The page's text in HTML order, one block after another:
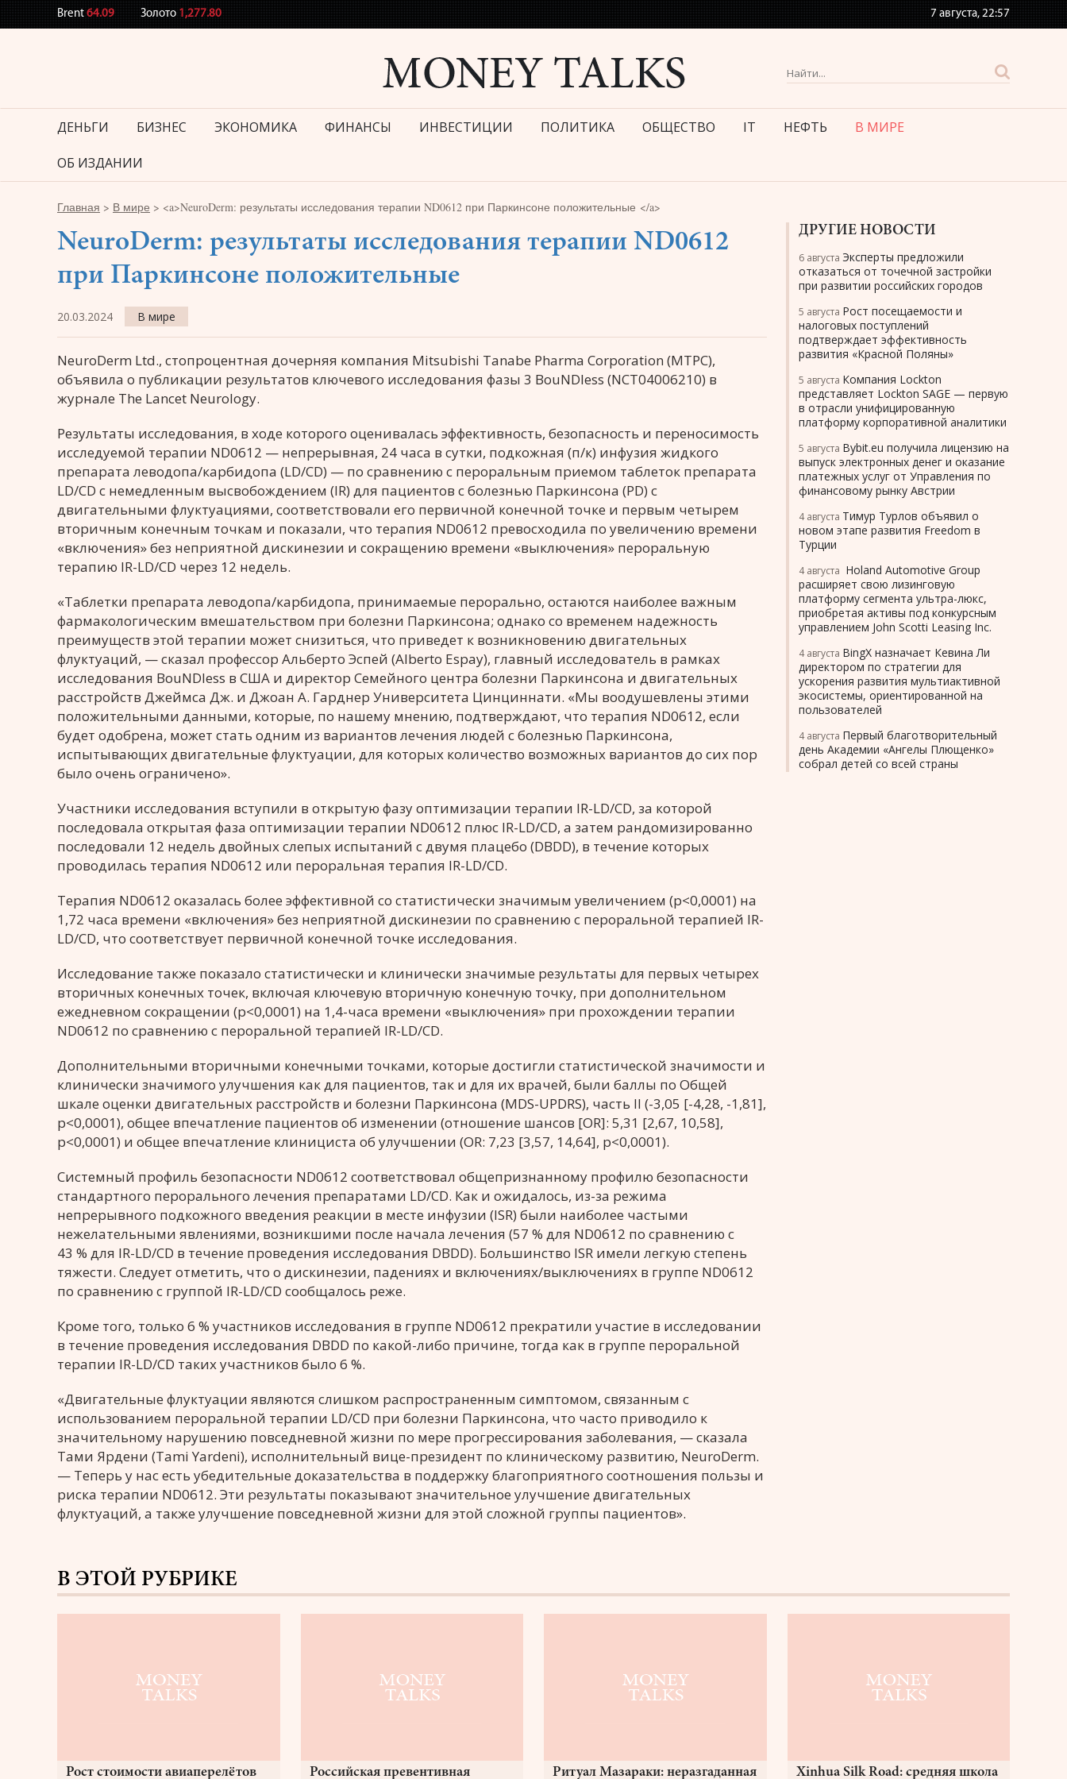
Brent64.09 Золото1,277.80 7 августа,22:57
ДЕНЬГИ БИЗНЕС ЭКОНОМИКА ФИНАНСЫ ИНВЕСТИЦИИ ПОЛИТИКА ОБЩЕСТВО IT НЕФТЬ В МИРЕ
ОБ ИЗДАНИИ
Главная > В мире > <a>NeuroDerm: результаты исследования терапии ND0612 при Паркинсоне положительные </a>
NeuroDerm: результаты исследования терапии ND0612
при Паркинсоне положительные
20.03.2024 В мире
NeuroDerm Ltd., стопроцентная дочерняя компания Mitsubishi Tanabe Pharma Corporation (MTPC),
объявила о публикации результатов ключевого исследования фазы 3 BouNDless (NCT04006210) в
журнале The Lancet Neurology.
Результаты исследования, в ходе которого оценивалась эффективность, безопасность и переносимость
исследуемой терапии ND0612 — непрерывная, 24 часа в сутки, подкожная (п/к) инфузия жидкого
препарата леводопа/карбидопа (LD/CD) — по сравнению с пероральным приемом таблеток препарата
LD/CD с немедленным высвобождением (IR) для пациентов с болезнью Паркинсона (PD) с
двигательными флуктуациями, соответствовали его первичной конечной точке и первым четырем
вторичным конечным точкам и показали, что терапия ND0612 превосходила по увеличению времени
«включения» без неприятной дискинезии и сокращению времени «выключения» пероральную
терапию IR-LD/CD через 12 недель.
«Таблетки препарата леводопа/карбидопа, принимаемые перорально, остаются наиболее важным
фармакологическим вмешательством при болезни Паркинсона; однако со временем надежность
преимуществ этой терапии может снизиться, что приведет к возникновению двигательных
флуктуаций, — сказал профессор Альберто Эспей (Alberto Espay), главный исследователь в рамках
исследования BouNDless в США и директор Семейного центра болезни Паркинсона и двигательных
расстройств Джеймса Дж. и Джоан А. Гарднер Университета Цинциннати. «Мы воодушевлены этими
положительными данными, которые, по нашему мнению, подтверждают, что терапия ND0612, если
будет одобрена, может стать одним из вариантов лечения людей с болезнью Паркинсона,
испытывающих двигательные флуктуации, для которых количество возможных вариантов до сих пор
было очень ограничено».
Участники исследования вступили в открытую фазу оптимизации терапии IR-LD/CD, за которой
последовала открытая фаза оптимизации терапии ND0612 плюс IR-LD/CD, а затем рандомизированно
последовали 12 недель двойных слепых испытаний с двумя плацебо (DBDD), в течение которых
проводилась терапия ND0612 или пероральная терапия IR-LD/CD.
Терапия ND0612 оказалась более эффективной со статистически значимым увеличением (p<0,0001) на
1,72 часа времени «включения» без неприятной дискинезии по сравнению с пероральной терапией IR-
LD/CD, что соответствует первичной конечной точке исследования.
Исследование также показало статистически и клинически значимые результаты для первых четырех
вторичных конечных точек, включая ключевую вторичную конечную точку, при дополнительном
ежедневном сокращении (p<0,0001) на 1,4-часа времени «выключения» при прохождении терапии
ND0612 по сравнению с пероральной терапией IR-LD/CD.
Дополнительными вторичными конечными точками, которые достигли статистической значимости и
клинически значимого улучшения как для пациентов, так и для их врачей, были баллы по Общей
шкале оценки двигательных расстройств и болезни Паркинсона (MDS-UPDRS), часть II (-3,05 [-4,28, -1,81],
p<0,0001), общее впечатление пациентов об изменении (отношение шансов [OR]: 5,31 [2,67, 10,58],
p<0,0001) и общее впечатление клинициста об улучшении (OR: 7,23 [3,57, 14,64], р<0,0001).
Системный профиль безопасности ND0612 соответствовал общепризнанному профилю безопасности
стандартного перорального лечения препаратами LD/CD. Как и ожидалось, из-за режима
непрерывного подкожного введения реакции в месте инфузии (ISR) были наиболее частыми
нежелательными явлениями, возникшими после начала лечения (57 % для ND0612 по сравнению с
43 % для IR-LD/CD в течение проведения исследования DBDD). Большинство ISR имели легкую степень
тяжести. Следует отметить, что о дискинезии, падениях и включениях/выключениях в группе ND0612
по сравнению с группой IR-LD/CD сообщалось реже.
Кроме того, только 6 % участников исследования в группе ND0612 прекратили участие в исследовании
в течение проведения исследования DBDD по какой-либо причине, тогда как в группе пероральной
терапии IR-LD/CD таких участников было 6 %.
«Двигательные флуктуации являются слишком распространенным симптомом, связанным с
использованием пероральной терапии LD/CD при болезни Паркинсона, что часто приводило к
значительному нарушению повседневной жизни по мере прогрессирования заболевания, — сказала
Тами Ярдени (Tami Yardeni), исполнительный вице-президент по клиническому развитию, NeuroDerm.
— Теперь у нас есть убедительные доказательства в поддержку благоприятного соотношения пользы и
риска терапии ND0612. Эти результаты показывают значительное улучшение двигательных
флуктуаций, а также улучшение повседневной жизни для этой сложной группы пациентов».
ДРУГИЕ НОВОСТИ
6 августа Эксперты предложили
отказаться от точечной застройки
при развитии российских городов
5 августа Рост посещаемости и
налоговых поступлений
подтверждает эффективность
развития «Красной Поляны»
5 августа Компания Lockton
представляет Lockton SAGE — первую
в отрасли унифицированную
платформу корпоративной аналитики
5 августа Bybit.eu получила лицензию на
выпуск электронных денег и оказание
платежных услуг от Управления по
финансовому рынку Австрии
4 августа Тимур Турлов объявил о
новом этапе развития Freedom в
Турции
4 августа Holand Automotive Group
расширяет свою лизинговую
платформу сегмента ультра-люкс,
приобретая активы под конкурсным
управлением John Scotti Leasing Inc.
4 августа BingX назначает Кевина Ли
директором по стратегии для
ускорения развития мультиактивной
экосистемы, ориентированной на
пользователей
4 августа Первый благотворительный
день Академии «Ангелы Плющенко»
собрал детей со всей страны
В ЭТОЙ РУБРИКЕ
Рост стоимости авиаперелётов Российская превентивная Ритуал Мазараки: неразгаданная Xinhua Silk Road: средняя школа